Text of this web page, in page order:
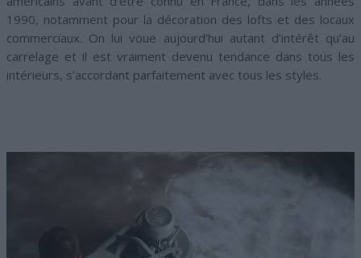
1990, notamment pour la décoration des lofts et des locaux
commerciaux. On lui voue aujourd’hui autant d’intérêt qu’au
carrelage et il est vraiment devenu tendance dans tous les
intérieurs, s’accordant parfaitement avec tous les styles.